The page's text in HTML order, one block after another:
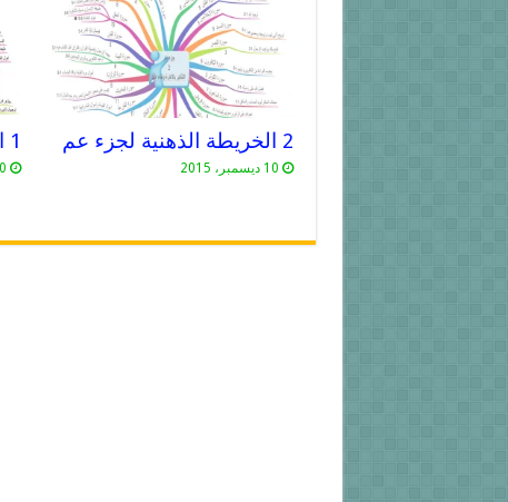
2 الخريطة الذهنية لجزء عم
10 ديسمبر، 2015
1 الخريطة الذهنية لجزء عم
10